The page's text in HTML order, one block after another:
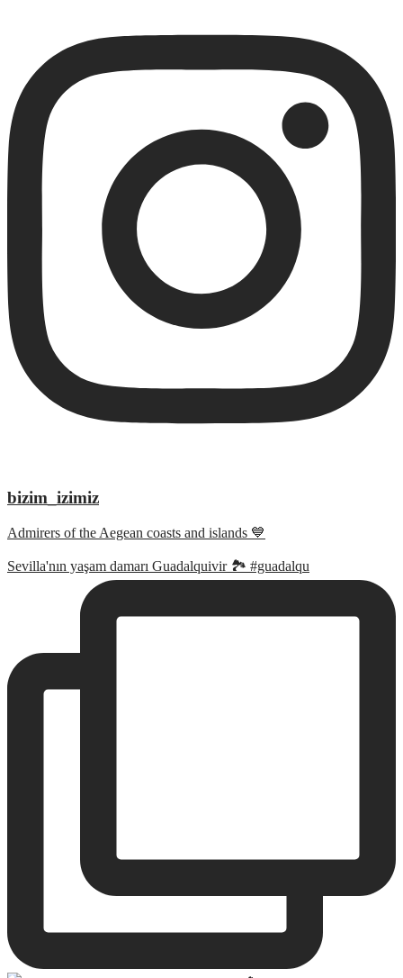
bizim_izimiz
Admirers of the Aegean coasts and islands 💙
Sevilla'nın yaşam damarı Guadalquivir 🏞 #guadalqu